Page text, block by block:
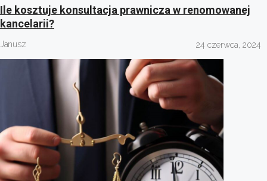
Ile kosztuje konsultacja prawnicza w renomowanej
kancelarii?
Janusz 24 czerwca, 2024